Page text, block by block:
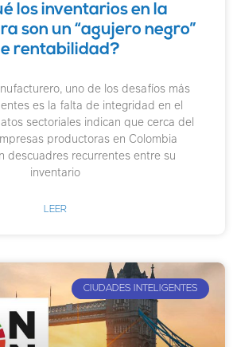
los inventarios en la
son un “agujero negro”
rentabilidad?
uno de los desafíos más
es la falta de integridad en el
sectoriales indican que cerca del
productoras en Colombia
descuadres recurrentes entre su
inventario
LEER
CIUDADES INTELIGENTES